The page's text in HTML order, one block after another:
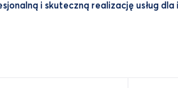
i skuteczną realizację usług